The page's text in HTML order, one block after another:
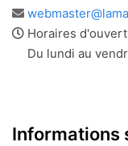
Adresse
e-
mail
Horaires
Du lundi au
Informations